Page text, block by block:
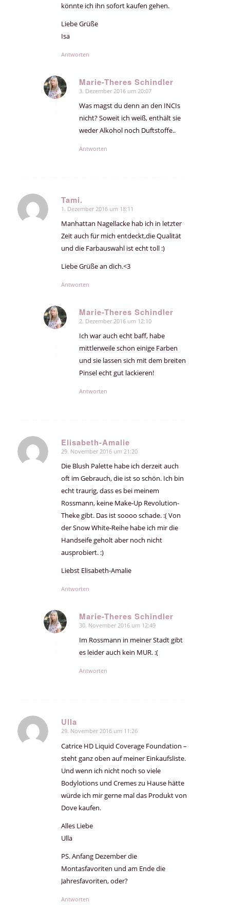
könnte ich ihn sofort kaufen gehen.
Liebe Grüße
Isa
Antworten
Marie-Theres Schindler
sagte:
3. Dezember 2016 um 20:07
Was magst du denn an den INCIs
nicht? Soweit ich weiß, enthält sie
weder Alkohol noch Duftstoffe..
Antworten
Tami.
sagte:
1. Dezember 2016 um 18:11
Manhattan Nagellacke hab ich in letzter
Zeit auch für mich entdeckt,die Qualität
und die Farbauswahl ist echt toll :)
Liebe Grüße an dich.<3
Antworten
Marie-Theres Schindler
sagte:
2. Dezember 2016 um 12:10
Ich war auch echt baff, habe
mittlerweile schon einige Farben
und sie lassen sich mit dem breiten
Pinsel echt gut lackieren!
Antworten
Elisabeth-Amalie
sagte:
29. November 2016 um 21:20
Die Blush Palette habe ich derzeit auch
oft im Gebrauch, die ist so schön. Ich bin
echt traurig, dass es bei meinem
Rossmann, keine Make-Up Revolution-
Theke gibt. Das ist soooo schade. :( Von
der Snow White-Reihe habe ich mir die
Handseife geholt aber noch nicht
ausprobiert. :)
Liebst Elisabeth-Amalie
Antworten
Marie-Theres Schindler
sagte:
30. November 2016 um 12:49
Im Rossmann in meiner Stadt gibt
es leider auch kein MUR. :(
Antworten
Ulla
sagte:
29. November 2016 um 11:26
Catrice HD Liquid Coverage Foundation –
steht ganz oben auf meiner Einkaufsliste.
Und wenn ich nicht noch so viele
Bodylotions und Cremes zu Hause hätte
würde ich mir gerne mal das Produkt von
Dove kaufen.
Alles Liebe
Ulla
PS. Anfang Dezember die
Montasfavoriten und am Ende die
Jahresfavoriten, oder?
Antworten